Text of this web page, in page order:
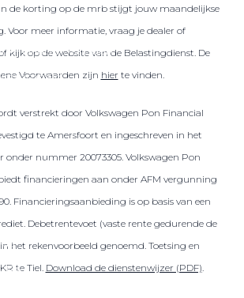
en kosten
laadoplossingen
vragen
elektrisch
de korting op de mrb stijgt jouw maandelijkse
Voor meer informatie, vraag je dealer of
kijk op de website van de Belastingdienst. De
Voorwaarden zijn hier te vinden.
verstrekt door Volkswagen Pon Financial
te Amersfoort en ingeschreven in het
onder nummer 20073305. Volkswagen Pon
financieringen aan onder AFM vergunning
Financieringsaanbieding is op basis van een
Debetrentevoet (vaste rente gedurende de
het rekenvoorbeeld genoemd. Toetsing en
te Tiel. Download de dienstenwijzer (PDF).